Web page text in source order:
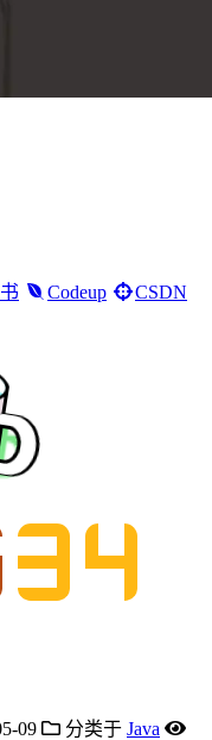
Codeup
CSDN
09 分类于 Java